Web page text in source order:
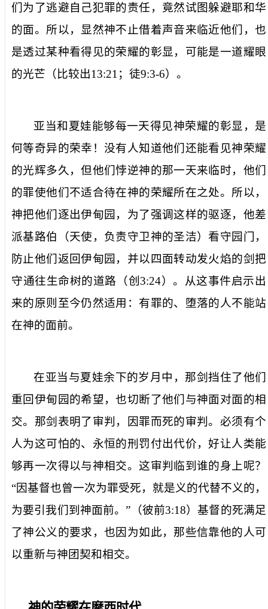
们为了逃避自己犯罪的责任，竟然试图躲避耶和华
的面。所以，显然神不止借着声音来临近他们，也
是透过某种看得见的荣耀的彰显，可能是一道耀眼
的光芒（比较出13:21 ；徒9:3-6）。
亚当和夏娃能够每一天得见神荣耀的彰显，是
何等奇异的荣幸！没有人知道他们还能看见神荣耀
的光辉多久，但他们悖逆神的那一天来临时，他们
的罪使他们不适合待在神的荣耀所在之处。所以，
神把他们逐出伊甸园，为了强调这样的驱逐，他差
派基路伯（天使，负责守卫神的圣洁）看守园门，
防止他们返回伊甸园，并以四面转动发火焰的剑把
守通往生命树的道路（创 3:24）。从这事件启示出
来的原则至今仍然适用：有罪的、堕落的人不能站
在神的面前。
在亚当与夏娃余下的岁月中，那剑挡住了他们
重回伊甸园的希望，也切断了他们与神面对面的相
交。那剑表明了审判，因罪而死的审判。必须有个
人为这可怕的、永恒的刑罚付出代价，好让人类能
够再一次得以与神相交。这审判临到谁的身上呢？
“因基督也曾一次为罪受死，就是义的代替不义的，
为要引我们到神面前。”（彼前3:18）基督的死满足
了神公义的要求，也因为如此，那些信靠他的人可
以重新与神团契和相交。